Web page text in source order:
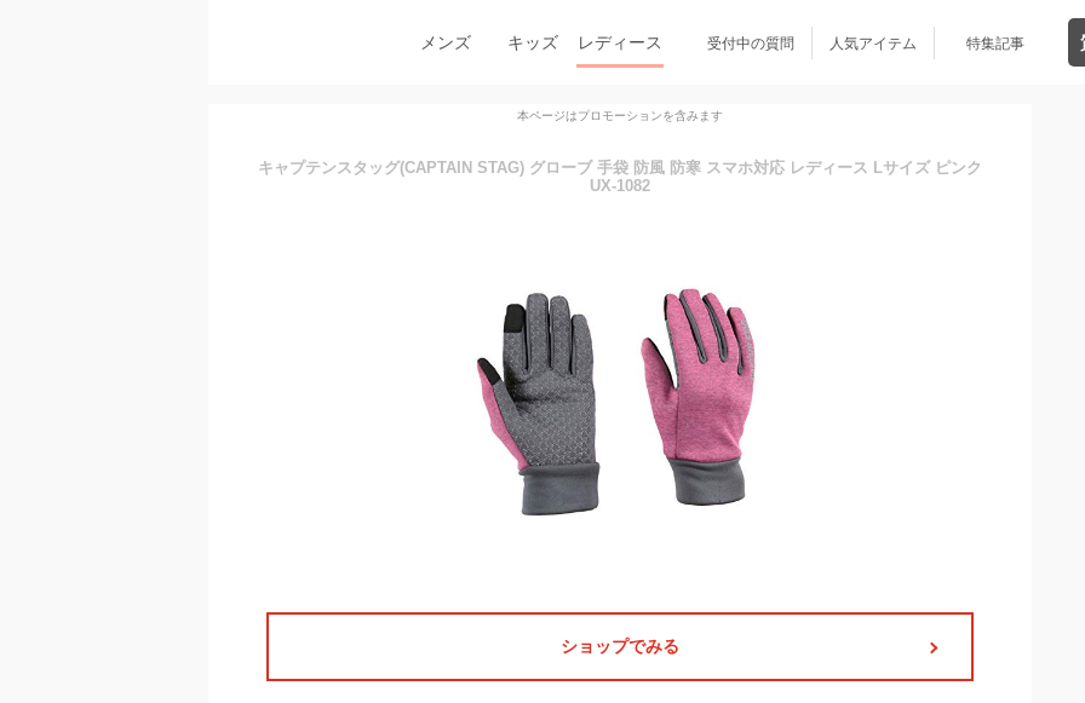
メンズ キッズ レディース 受付中の質問 人気アイテム 特集記事
本ページはプロモーションを含みます
キャプテンスタッグ(CAPTAIN STAG) グローブ 手袋 防風 防寒 スマホ対応 レディース Lサイズ ピンク
UX-1082
ショップでみる